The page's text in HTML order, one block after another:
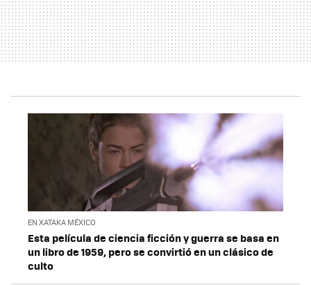
EN XATAKA MÉXICO
Esta película de ciencia ficción y guerra se basa en
un libro de 1959, pero se convirtió en un clásico de
culto